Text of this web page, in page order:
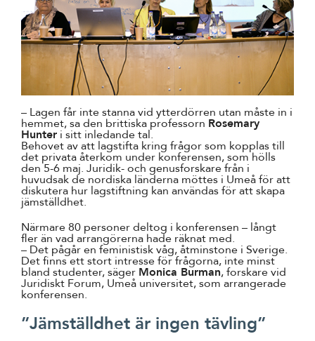
– Lagen får inte stanna vid ytterdörren utan måste in i
hemmet, sa den brittiska professorn Rosemary
Hunter i sitt inledande tal.
Behovet av att lagstifta kring frågor som kopplas till
det privata återkom under konferensen, som hölls
den 5-6 maj. Juridik- och genusforskare från i
huvudsak de nordiska länderna möttes i Umeå för att
diskutera hur lagstiftning kan användas för att skapa
jämställdhet.
Närmare 80 personer deltog i konferensen – långt
fler än vad arrangörerna hade räknat med.
– Det pågår en feministisk våg, åtminstone i Sverige.
Det finns ett stort intresse för frågorna, inte minst
bland studenter, säger Monica Burman, forskare vid
Juridiskt Forum, Umeå universitet, som arrangerade
konferensen.
”Jämställdhet är ingen tävling”